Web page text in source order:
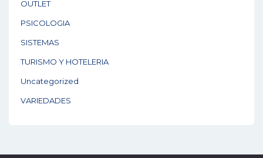
OUTLET
PSICOLOGIA
SISTEMAS
TURISMO Y HOTELERIA
Uncategorized
VARIEDADES